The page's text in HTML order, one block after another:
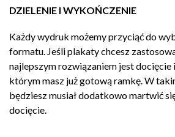
DZIELENIE I WYKOŃCZENIE
Każdy wydruk możemy przyciąć do
formatu. Jeśli plakaty chcesz
najlepszym rozwiązaniem jest docięcie
którym masz już gotową ramkę. W
będziesz musiał dodatkowo martwić
docięcie.